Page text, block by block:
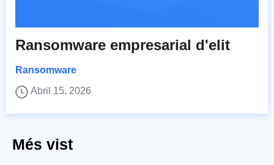
Ransomware empresarial d'elit
Ransomware
Abril 15, 2026
Més vist